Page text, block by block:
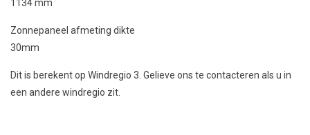
1134 mm
Zonnepaneel afmeting dikte
30mm
Dit is berekent op Windregio 3. Gelieve ons te contacteren als u in
een andere windregio zit.